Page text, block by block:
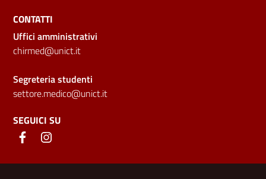
CONTATTI
Uffici amministrativi
chirmed@unict.it
Segreteria studenti
settore.medico@unict.it
SEGUICI SU
Link e informazioni utili